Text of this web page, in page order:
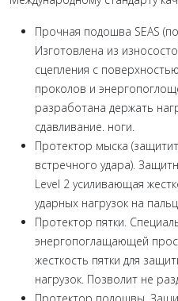
Прочная подошва SEAS
Изготовлена из
сцепления с
проколов и
разработана держать
сдавливание. ноги.
Протектор мыска
встречного удара).
Level 2 усиливающая
ударных нагрузок на
Протектор пятки.
энергопоглащающей
жесткость пятки для
нагрузок. Позволит не